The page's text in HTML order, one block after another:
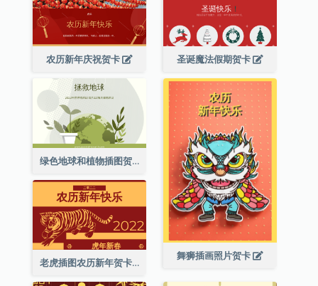
农历新年庆祝贺卡 圣诞魔法假期贺卡
绿色地球和植物插图贺卡
舞狮插画照片贺卡
老虎插图农历新年贺卡